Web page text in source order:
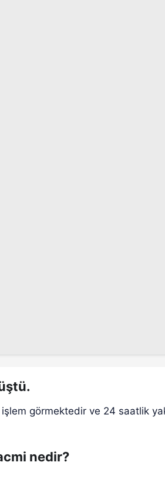
görmektedir ve 24 saatlik
nedir?